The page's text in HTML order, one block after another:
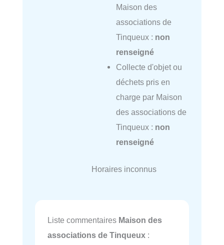
Maison des
associations de
Tinqueux : non
renseigné
Collecte d'objet ou
déchets pris en
charge par Maison
des associations de
Tinqueux : non
renseigné
Horaires inconnus
Liste commentaires Maison des
associations de Tinqueux :